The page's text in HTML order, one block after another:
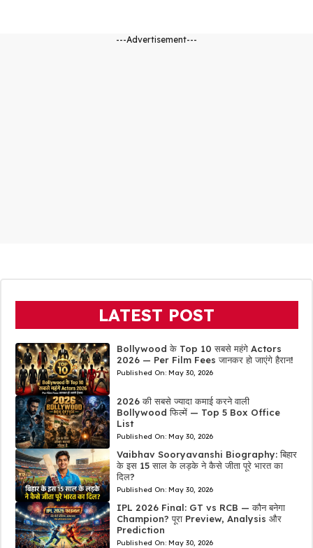
---Advertisement---
LATEST POST
Bollywood के Top 10 सबसे महंगे Actors
2026 — Per Film Fees जानकर हो जाएंगे हैरान!
Published On: May 30, 2026
2026 की सबसे ज्यादा कमाई करने वाली
Bollywood फिल्में — Top 5 Box Office
List
Published On: May 30, 2026
Vaibhav Sooryavanshi Biography: बिहार
के इस 15 साल के लड़के ने कैसे जीता पूरे भारत का
दिल?
Published On: May 30, 2026
IPL 2026 Final: GT vs RCB — कौन बनेगा
Champion? पूरा Preview, Analysis और
Prediction
Published On: May 30, 2026